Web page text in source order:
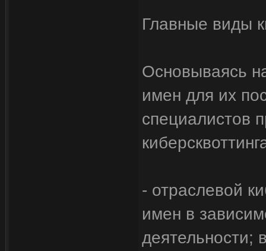
Главные виды
Основываясь
имен для их
специалистов
- отраслевой
имен в
деятельности;